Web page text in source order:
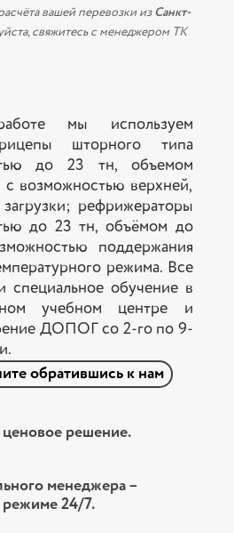
вашей перевозки из Санкт-
свяжитесь с менеджером ТК
мы используем
шторного типа
до 23 тн, объемом
с возможностью верхней,
рефрижераторы
до 23 тн, объёмом до
поддержания
режима. Все
специальное обучение в
учебном центре и
ДОПОГ со 2-го по 9-
обратившись к нам
ценовое решение.
менеджера –
режиме 24/7.